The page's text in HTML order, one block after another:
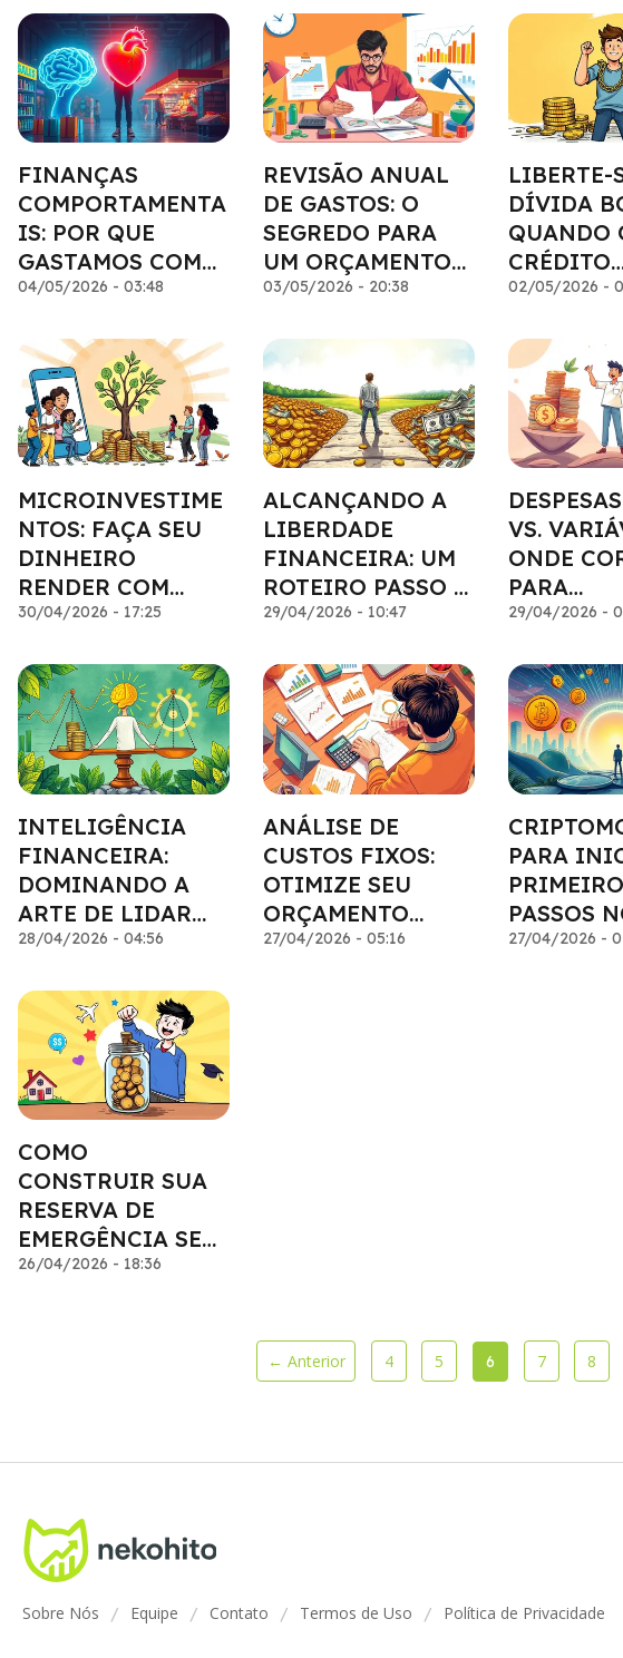
FINANÇAS
COMPORTAMENTA
IS: POR QUE
GASTAMOS COMO
GASTAMOS?
04/05/2026 - 03:48
REVISÃO ANUAL
DE GASTOS: O
SEGREDO PARA
UM ORÇAMENTO
SAUDÁVEL
03/05/2026 - 20:38
LIBERTE-
DÍVIDA
QUANDO
CRÉDITO
02/05/2026 -
MICROINVESTIME
NTOS: FAÇA SEU
DINHEIRO
RENDER COM
PEQUENAS
30/04/2026 - 17:25
ALCANÇANDO A
LIBERDADE
FINANCEIRA: UM
ROTEIRO PASSO A
PASSO
29/04/2026 - 10:47
VS.
ONDE
PARA
29/04/2026 -
INTELIGÊNCIA
FINANCEIRA:
DOMINANDO A
ARTE DE LIDAR
COM DINHEIRO
28/04/2026 - 04:56
ANÁLISE DE
CUSTOS FIXOS:
OTIMIZE SEU
ORÇAMENTO
DOMÉSTICO
27/04/2026 - 05:16
PARA
PASSOS
27/04/2026 -
COMO
CONSTRUIR SUA
RESERVA DE
EMERGÊNCIA SEM
ABRIR MÃO DOS
26/04/2026 - 18:36
← Anterior 4 5 6 7 8
Sobre Nós / Equipe / Contato / Termos de Uso / Política de Privacidade